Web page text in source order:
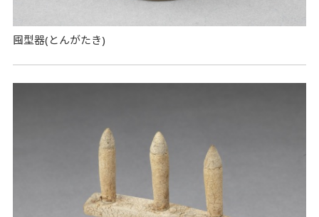
囤型器(とんがたき)